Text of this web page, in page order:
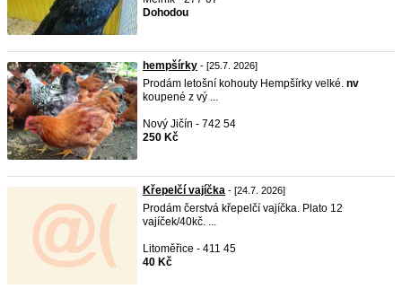
Dohodou
hempšírky - [25.7. 2026]
Prodám letošní kohouty Hempšírky velké. nv
koupené z vý ...
Nový Jičín - 742 54
250 Kč
Křepelčí vajíčka - [24.7. 2026]
Prodám čerstvá křepelčí vajíčka. Plato 12
vajíček/40kč. ...
Litoměřice - 411 45
40 Kč